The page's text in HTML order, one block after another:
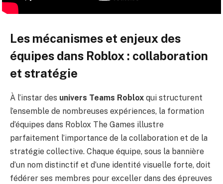
Les mécanismes et enjeux des
équipes dans Roblox : collaboration
et stratégie
À l’instar des univers Teams Roblox qui structurent
l’ensemble de nombreuses expériences, la formation
d’équipes dans Roblox The Games illustre
parfaitement l’importance de la collaboration et de la
stratégie collective. Chaque équipe, sous la bannière
d’un nom distinctif et d’une identité visuelle forte, doit
fédérer ses membres pour exceller dans des épreuves